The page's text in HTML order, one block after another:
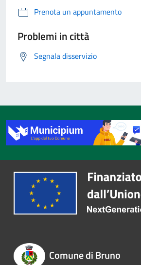
Prenota un appuntamento
Problemi in città
Segnala disservizio
Comune di Bruno